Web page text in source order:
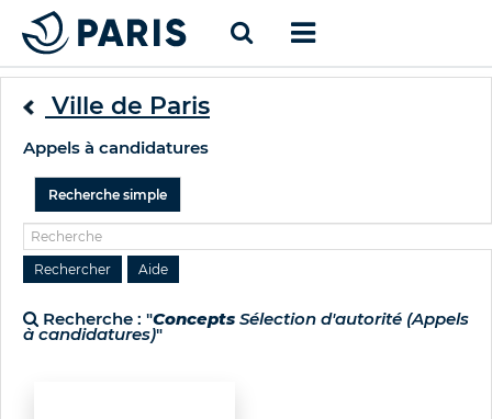
Ville de Paris
Appels à candidatures
Recherche simple
Recherche : "Concepts Sélection d'autorité (Appels
à candidatures)"